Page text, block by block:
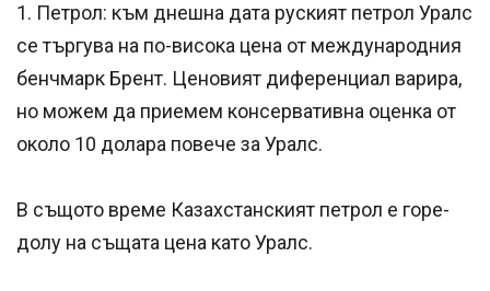
1. Петрол: към днешна дата руският петрол Уралс
се търгува на по-висока цена от международния
бенчмарк Брент. Ценовият диференциал варира,
но можем да приемем консервативна оценка от
около 10 долара повече за Уралс.
В същото време Казахстанският петрол е горе-
долу на същата цена като Уралс.